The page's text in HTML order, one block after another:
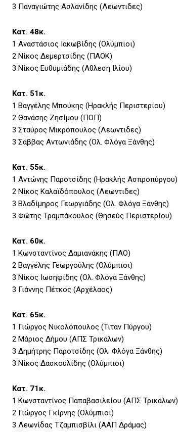
3 Παναγιώτης Ασλανίδης (Λεωντιδες)
Κατ. 48κ.
1 Αναστάσιος Ιακωβίδης (Ολύμπιοι)
2 Νίκος Δεμερτσίδης (ΠΑΟΚ)
3 Νίκος Ευθυμιάδης (Αθλεση Ιλίου)
Κατ. 51κ.
1 Βαγγέλης Μπούκης (Ηρακλής Περιστερίου)
2 Θανάσης Ζησίμου (ΠΟΠ)
3 Σταύρος Μικρόπουλος (Λεωντιδες)
3 Σάββας Αντωνιάδης (Ολ. Φλόγα Ξάνθης)
Κατ. 55κ.
1 Αντώνης Παροτσίδης (Ηρακλής Ασπροπύργου)
2 Νίκος Καλαϊδόπουλος (Λεωντιδες)
3 Βλαδίμηρος Γεωργιάδης (Ολ. Φλόγα Ξάνθης)
3 Φώτης Τραμπάκουλος (Θησεύς Περιστερίου)
Κατ. 60κ.
1 Κωνσταντίνος Δαμιανάκης (ΠΑΟ)
2 Βαγγέλης Γεωργούλης (Ολύμπιοι)
3 Νίκος Ιωσηφίδης (Ολ. Φλόγα Ξάνθης)
3 Γιάννης Πέτκος (Αρχέλαος)
Κατ. 65κ.
1 Γιώργος Νικολόπουλος (Τιταν Πύργου)
2 Μάριος Δήμου (ΑΠΣ Τρικάλων)
3 Δημήτρης Παροτσίδης (Ολ. Φλόγα Ξάνθης)
3 Νίκος Δασκουλίδης (Ολύμπιοι)
Κατ. 71κ.
1 Κωνσταντίνος Παπαβασιλείου (ΑΠΣ Τρικάλων)
2 Γιώργος Γκίρνης (Ολύμπιοι)
3 Λεωνίδας Τζαμπισβίλι (ΑΑΠ Δράμας)